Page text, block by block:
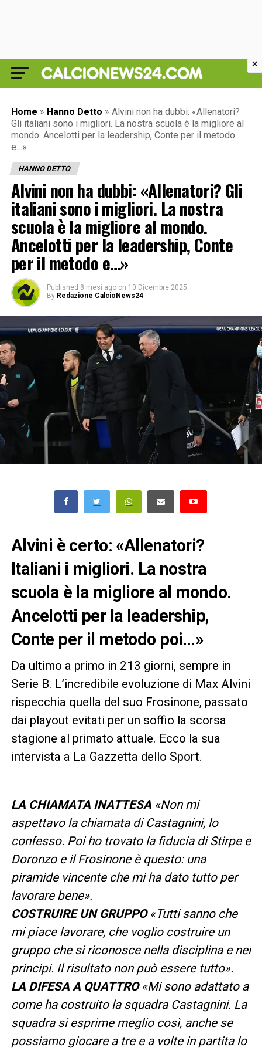
Home » Hanno Detto » Alvini non ha dubbi: «Allenatori?
Gli italiani sono i migliori. La nostra scuola è la migliore al
mondo. Ancelotti per la leadership, Conte per il metodo
e…»
HANNO DETTO
Alvini non ha dubbi: «Allenatori? Gli
italiani sono i migliori. La nostra
scuola è la migliore al mondo.
Ancelotti per la leadership, Conte
per il metodo e…»
Published 8 mesi ago on 10 Dicembre 2025
By Redazione CalcioNews24
Alvini è certo: «Allenatori?
Italiani i migliori. La nostra
scuola è la migliore al mondo.
Ancelotti per la leadership,
Conte per il metodo poi…»
Da ultimo a primo in 213 giorni, sempre in
Serie B. L’incredibile evoluzione di Max Alvini
rispecchia quella del suo Frosinone, passato
dai playout evitati per un soffio la scorsa
stagione al primato attuale. Ecco la sua
intervista a La Gazzetta dello Sport.
LA CHIAMATA INATTESA«Non mi
aspettavo la chiamata di Castagnini, lo
confesso. Poi ho trovato la fiducia di Stirpe e
Doronzo e il Frosinone è questo: una
piramide vincente che mi ha dato tutto per
lavorare bene».
COSTRUIRE UN GRUPPO «Tutti sanno che
mi piace lavorare, che voglio costruire un
gruppo che si riconosce nella disciplina e nei
principi. Il risultato non può essere tutto».
LA DIFESA A QUATTRO «Mi sono adattato a
come ha costruito la squadra Castagnini. La
squadra si esprime meglio così, anche se
possiamo giocare a tre e a volte in partita lo
×